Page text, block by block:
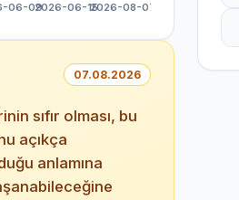
07.08.2026
sıfır olması, bu
açıkça
anlamına